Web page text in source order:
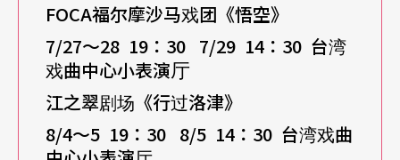
FOCA福尔摩沙马戏团《悟空》
7/27～28 19 ：30 7/29 14 ：30 台湾
戏曲中心小表演厅
江之翠剧场《行过洛津》
8/4～5 19 ：30 8/5 14 ：30 台湾戏曲